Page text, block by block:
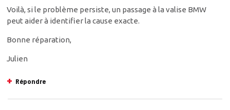
Voilà, si le problème persiste, un passage à la valise BMW
peut aider à identifier la cause exacte.
Bonne réparation,
Julien
Répondre